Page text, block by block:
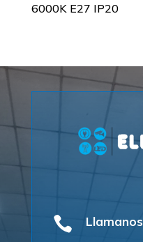
6000K E27 IP20
 Llamanos